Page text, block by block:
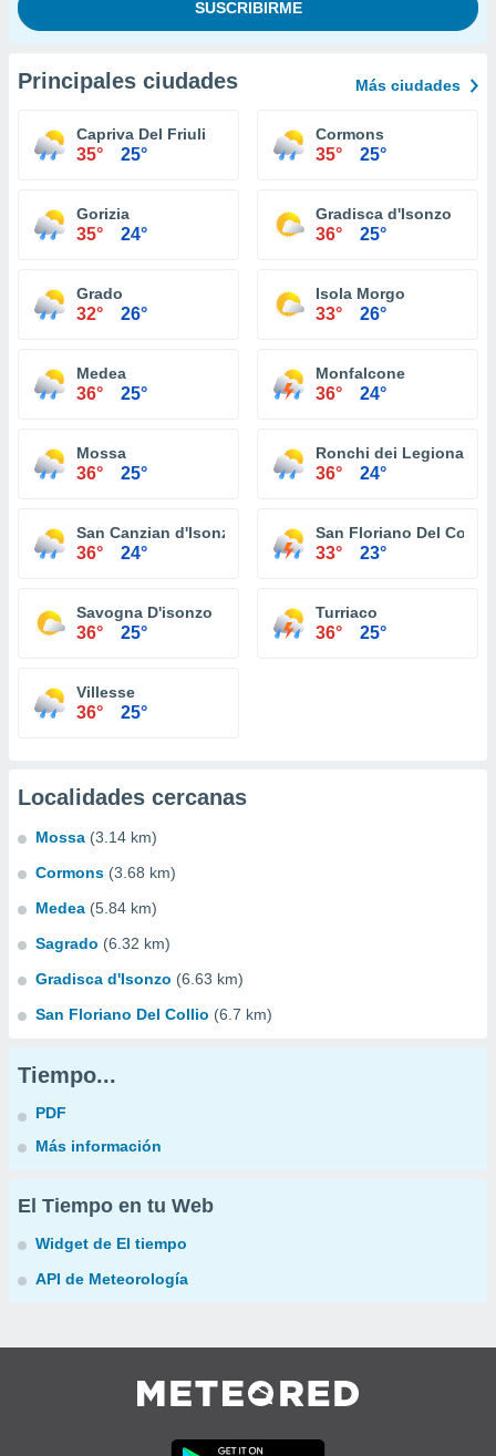
Principales ciudades Más ciudades
Capriva Del Friuli
35° 25°
Cormons
35° 25°
Gorizia
35° 24°
Gradisca d'Isonzo
36° 25°
Grado
32° 26°
Isola Morgo
33° 26°
Medea
36° 25°
Monfalcone
36° 24°
Mossa
36° 25°
Ronchi dei Legionari
36° 24°
San Canzian d'Isonzo
36° 24°
San Floriano Del Collio
33° 23°
Savogna D'isonzo
36° 25°
Turriaco
36° 25°
Villesse
36° 25°
Localidades cercanas
Mossa (3.14 km)
Cormons (3.68 km)
Medea (5.84 km)
Sagrado (6.32 km)
Gradisca d'Isonzo (6.63 km)
San Floriano Del Collio (6.7 km)
Tiempo...
PDF
Más información
El Tiempo en tu Web
Widget de El tiempo
API de Meteorología